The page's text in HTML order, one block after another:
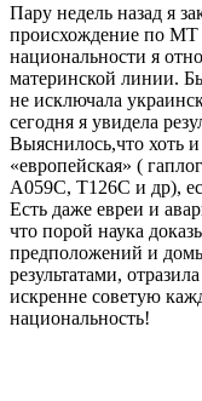
Пару недель назад я
происхождение по МТ
национальности я
материнской линии.
не исключала
сегодня я увидела
Выяснилось,что хоть
«европейская» (
A059C, T126C и др),
Есть даже евреи и
что порой наука
предположений и
результатами,
искренне советую
национальность!